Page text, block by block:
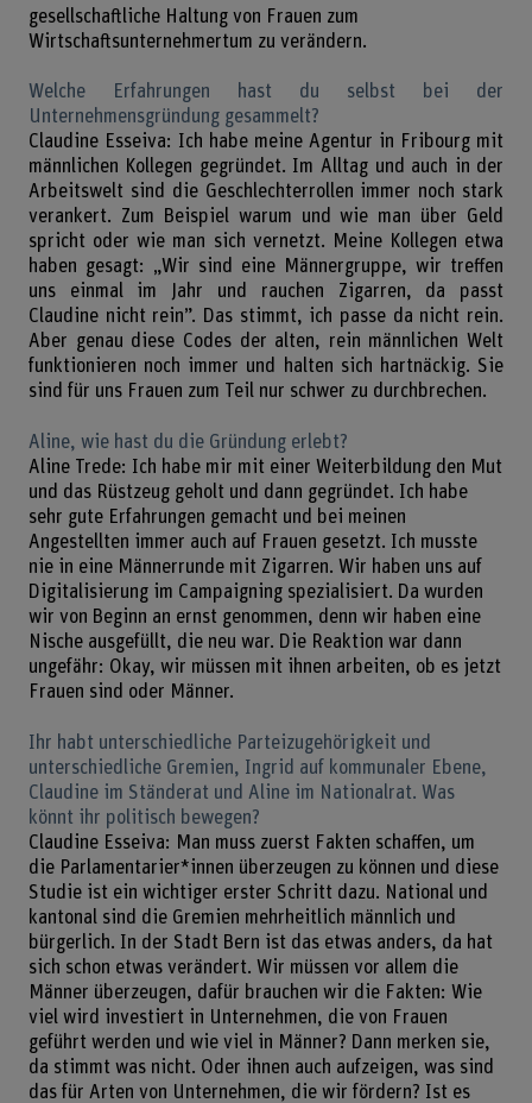
gesellschaftliche Haltung von Frauen zum
Wirtschaftsunternehmertum zu verändern.
Welche Erfahrungen hast du selbst bei der
Unternehmensgründung gesammelt?
Claudine Esseiva: Ich habe meine Agentur in Fribourg mit
männlichen Kollegen gegründet. Im Alltag und auch in der
Arbeitswelt sind die Geschlechterrollen immer noch stark
verankert. Zum Beispiel warum und wie man über Geld
spricht oder wie man sich vernetzt. Meine Kollegen etwa
haben gesagt: „Wir sind eine Männergruppe, wir treffen
uns einmal im Jahr und rauchen Zigarren, da passt
Claudine nicht rein”. Das stimmt, ich passe da nicht rein.
Aber genau diese Codes der alten, rein männlichen Welt
funktionieren noch immer und halten sich hartnäckig. Sie
sind für uns Frauen zum Teil nur schwer zu durchbrechen.
Aline, wie hast du die Gründung erlebt?
Aline Trede: Ich habe mir mit einer Weiterbildung den Mut
und das Rüstzeug geholt und dann gegründet. Ich habe
sehr gute Erfahrungen gemacht und bei meinen
Angestellten immer auch auf Frauen gesetzt. Ich musste
nie in eine Männerrunde mit Zigarren. Wir haben uns auf
Digitalisierung im Campaigning spezialisiert. Da wurden
wir von Beginn an ernst genommen, denn wir haben eine
Nische ausgefüllt, die neu war. Die Reaktion war dann
ungefähr: Okay, wir müssen mit ihnen arbeiten, ob es jetzt
Frauen sind oder Männer.
Ihr habt unterschiedliche Parteizugehörigkeit und
unterschiedliche Gremien, Ingrid auf kommunaler Ebene,
Claudine im Ständerat und Aline im Nationalrat. Was
könnt ihr politisch bewegen?
Claudine Esseiva: Man muss zuerst Fakten schaffen, um
die Parlamentarier*innen überzeugen zu können und diese
Studie ist ein wichtiger erster Schritt dazu. National und
kantonal sind die Gremien mehrheitlich männlich und
bürgerlich. In der Stadt Bern ist das etwas anders, da hat
sich schon etwas verändert. Wir müssen vor allem die
Männer überzeugen, dafür brauchen wir die Fakten: Wie
viel wird investiert in Unternehmen, die von Frauen
geführt werden und wie viel in Männer? Dann merken sie,
da stimmt was nicht. Oder ihnen auch aufzeigen, was sind
das für Arten von Unternehmen, die wir fördern? Ist es